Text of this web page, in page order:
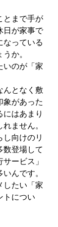
とまで手が
日が家事で
なっている
か。
いのが「家
んとなく敷
象があった
にはあまり
ません。
し向けのリ
数登場して
ービス」
んです。
したい「家
トについ